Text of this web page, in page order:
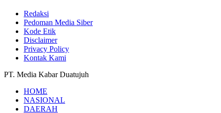
Redaksi
Pedoman Media Siber
Kode Etik
Disclaimer
Privacy Policy
Kontak Kami
PT. Media Kabar Duatujuh
HOME
NASIONAL
DAERAH